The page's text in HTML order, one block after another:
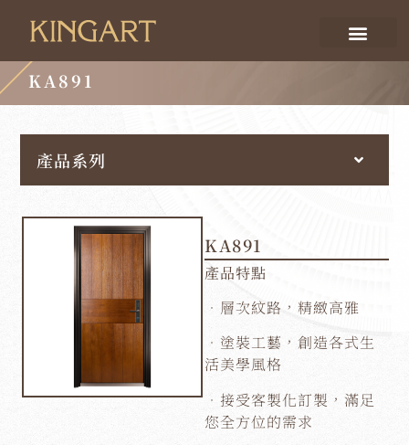
KA891
產品系列
KA891
產品特點
．層次紋路，精緻高雅
．塗裝工藝，創造各式生
活美學風格
．接受客製化訂製，滿足
您全方位的需求